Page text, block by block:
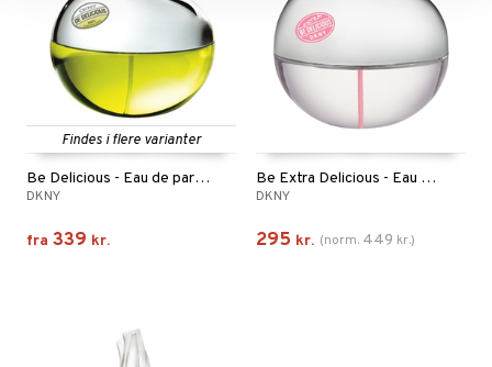
Findes i flere varianter
Be Delicious - Eau de parfum (Edp) Spray
DKNY
fra 339 kr.
Be Extra Delicious - Eau de parfum
DKNY
295 kr. (norm. 449 kr.)